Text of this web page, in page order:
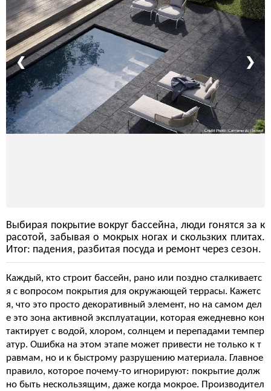
❮ ❯
Выбирая покрытие вокруг бассейна, люди гонятся за к
расотой, забывая о мокрых ногах и скользких плитах.
Итог: падения, разбитая посуда и ремонт через сезон.
Каждый, кто строит бассейн, рано или поздно сталкиваетс
я с вопросом покрытия для окружающей террасы. Кажетс
я, что это просто декоративный элемент, но на самом дел
е это зона активной эксплуатации, которая ежедневно кон
тактирует с водой, хлором, солнцем и перепадами темпер
атур. Ошибка на этом этапе может привести не только к т
равмам, но и к быстрому разрушению материала. Главное
правило, которое почему-то игнорируют: покрытие долж
но быть нескользящим, даже когда мокрое. Производител